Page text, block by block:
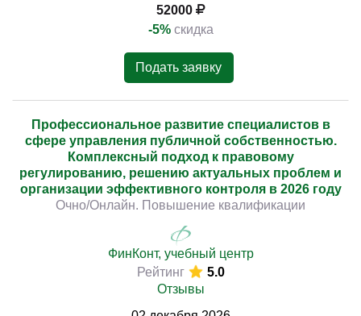
52000
-5% скидка
Подать заявку
Профессиональное развитие специалистов в
сфере управления публичной собственностью.
Комплексный подход к правовому
регулированию, решению актуальных проблем и
организации эффективного контроля в 2026 году
Очно/Онлайн. Повышение квалификации
ФинКонт, учебный центр
Рейтинг
5.0
Отзывы